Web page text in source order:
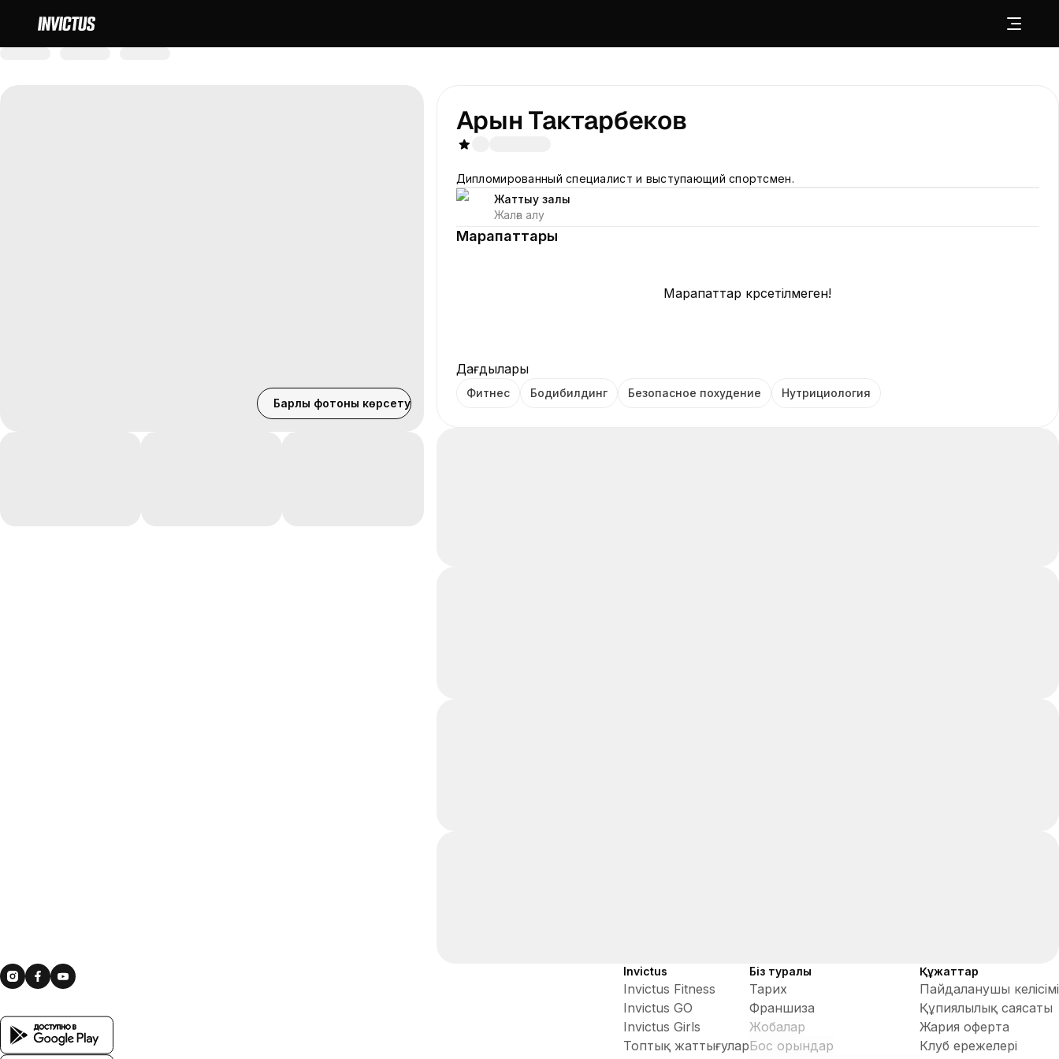
Барлық фотоны көрсету
Арын Тактарбеков
Дипломированный специалист и выступающий спортсмен.
Жаттығу залы
Жалға алу
Марапаттары
Марапаттар көрсетілмеген!
Дағдылары
Фитнес Бодибилдинг Безопасное похудение Нутрициология
Invictus
Invictus Fitness
Invictus GO
Invictus Girls
Топтық жаттығулар
Біз туралы
Тарих
Франшиза
Жобалар
Бос орындар
Құжаттар
Пайдаланушы келісімі
Құпиялылық саясаты
Жария оферта
Клуб ережелері